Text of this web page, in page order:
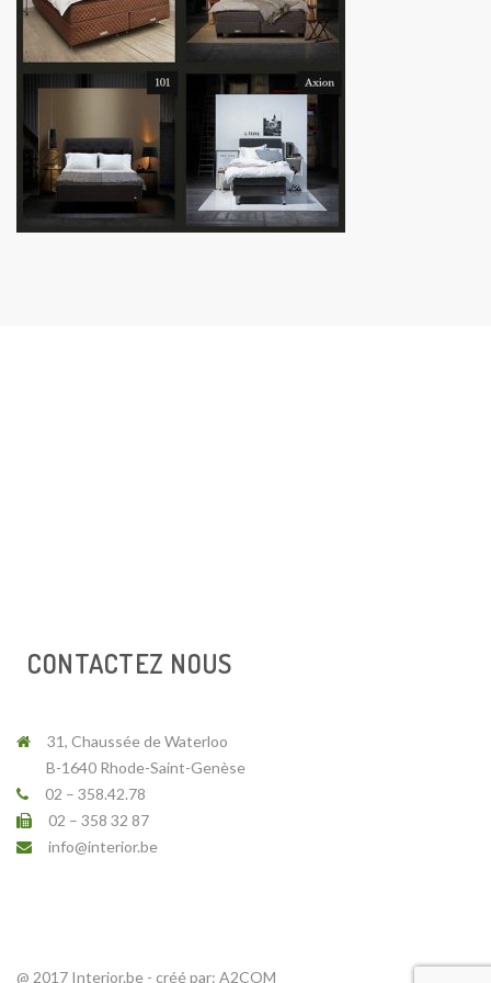
CONTACTEZ NOUS
31, Chaussée de Waterloo
B-1640 Rhode-Saint-Genèse
02 – 358.42.78
02 – 358 32 87
info@interior.be
@ 2017 Interior.be - créé par: A2COM